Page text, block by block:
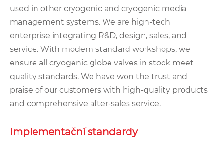
used in other cryogenic and cryogenic media
management systems. We are high-tech
enterprise integrating R&D, design, sales, and
service. With modern standard workshops, we
ensure all cryogenic globe valves in stock meet
quality standards. We have won the trust and
praise of our customers with high-quality products
and comprehensive after-sales service.
Implementační standardy